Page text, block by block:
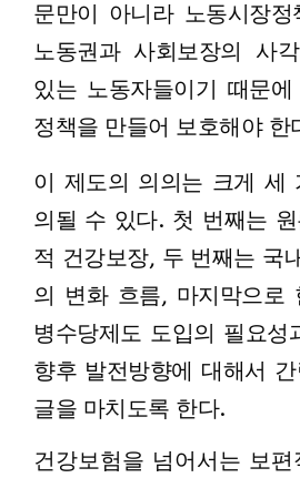
문만이 아니라 노동시장
노동권과 사회보장의 사
있는 노동자들이기 때문
정책을 만들어 보호해야 한
이 제도의 의의는 크게 세
의될 수 있다. 첫 번째는
적 건강보장, 두 번째는 국
의 변화 흐름, 마지막으로
병수당제도 도입의 필요성
향후 발전방향에 대해서 간
글을 마치도록 한다.
건강보험을 넘어서는 보